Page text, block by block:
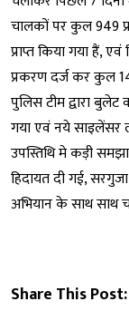
चालकों पर कुल 949
प्राप्त किया गया हैं,
प्रकरण दर्ज कर कुल
पुलिस टीम द्वारा
गया एवं नये साइलेंसर
उपस्तिथि मे कड़ी
हिदायत दी गई,
अभियान के साथ साथ
Share This Post: